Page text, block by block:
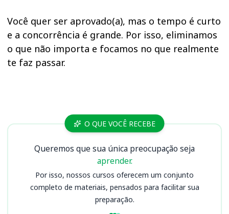
Você quer ser aprovado(a), mas o tempo é curto
e a concorrência é grande. Por isso, eliminamos
o que não importa e focamos no que realmente
te faz passar.
Cursos O QUE VOCÊ RECEBE
Queremos que sua única preocupação seja
aprender.
Por isso, nossos cursos oferecem um conjunto
completo de materiais, pensados para facilitar sua
preparação.